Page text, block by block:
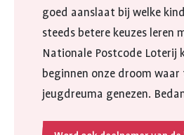
goed aanslaat bij welke
steeds betere keuzes leren
Nationale Postcode Loterij
beginnen onze droom waar
jeugdreuma genezen.